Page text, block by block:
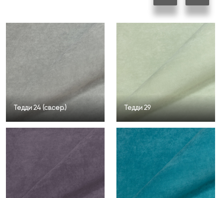
Тедди 24 (св.сер.) Тедди 29